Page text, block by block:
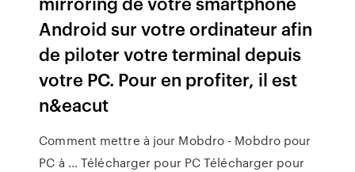
Android sur votre ordinateur afin
de piloter votre terminal depuis
votre PC. Pour en profiter, il est
n&eacut
Comment mettre à jour Mobdro - Mobdro pour
PC à ... Télécharger pour PC Télécharger pour